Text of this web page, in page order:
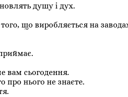
душу і дух.
що виробляється на
вам сьогодення.
про нього не знаєте.